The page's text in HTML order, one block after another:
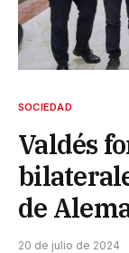
SOCIEDAD
Valdés
de
20 de julio de 2024